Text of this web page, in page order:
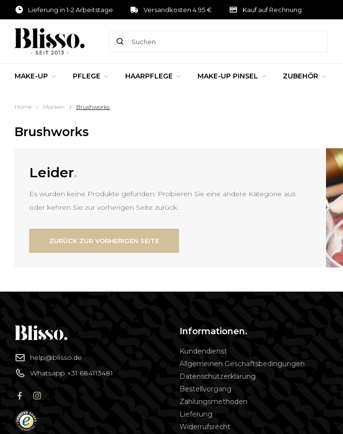
Lieferung in 1-2 Arbeitstage Versandkosten 4.95 € Kauf auf Rechnung
MAKE-UP PFLEGE HAARPFLEGE MAKE-UP PINSEL ZUBEHÖR
Home Marken Brushworks
Brushworks
Leider.
Es wurden keine Produkte gefunden. Probieren Sie eine andere Kategorie aus
oder kehren Sie zur vorherigen Seite zurück.
ZURÜCK ZUR VORHERIGEN SEITE
help@blisso.de
Whatsapp +31 684113481
Informationen.
Kundendienst
Allgemeinen Geschäftsbedingungen
Datenschutzerklärung
Bestellvorgang
Zahlungsmethoden
Lieferung
Widerrufsrecht